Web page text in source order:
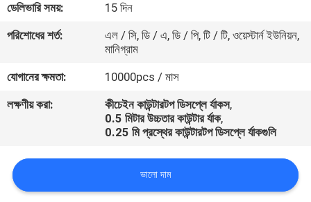
যোগাযোগ
করুন
খবর
ডেলিভারি সময়:
15 দিন
পরিশোধের শর্ত:
এল / সি, ডি / এ, ডি / পি, টি / টি, ওয়েস্টার্ন ইউনিয়ন,
মানিগ্রাম
যোগানের ক্ষমতা:
10000pcs / মাস
লক্ষণীয় করা:
কীচেইন কাউন্টারটপ ডিসপ্লে র্যাকস,
0.5 মিটার উচ্চতার কাউন্টার র্যাক,
0.25 মি প্রস্থের কাউন্টারটপ ডিসপ্লে র্যাকগুলি
ভালো দাম